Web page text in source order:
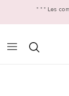
* * * Les